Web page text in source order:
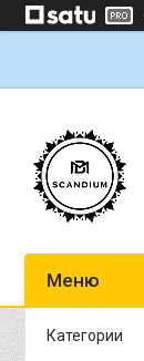
Категории